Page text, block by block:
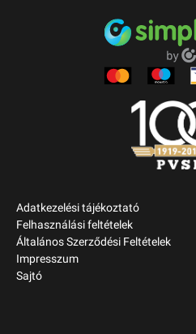
Adatkezelési tájékoztató
Felhasználási feltételek
Általános Szerződési Feltételek
Impresszum
Sajtó